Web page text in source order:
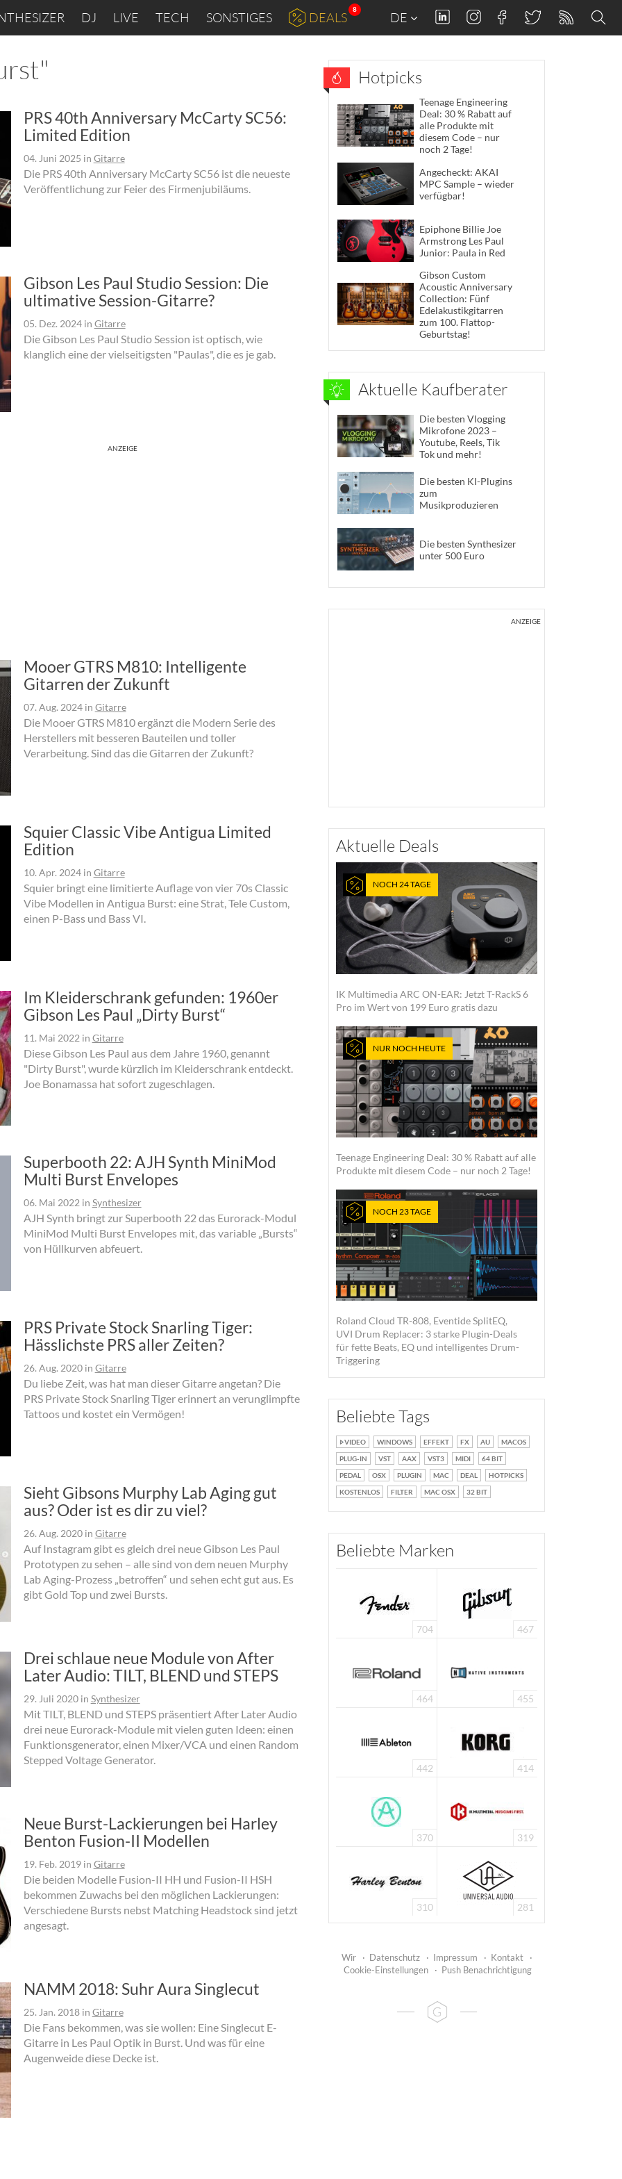
DJ LIVE TECH SONSTIGES DEALS
8
DE
PRS 40th Anniversary McCarty SC56:
Limited Edition
04. Juni 2025 in Gitarre
Die PRS 40th Anniversary McCarty SC56 ist die neueste
Veröffentlichung zur Feier des Firmenjubiläums.
Gibson Les Paul Studio Session: Die
ultimative Session-Gitarre?
05. Dez. 2024in Gitarre
Die Gibson Les Paul Studio Session ist optisch, wie
klanglich eine der vielseitigsten "Paulas", die es je gab.
ANZEIGE
Mooer GTRS M810: Intelligente
Gitarren der Zukunft
07. Aug. 2024in Gitarre
Die Mooer GTRS M810 ergänzt die Modern Serie des
Herstellers mit besseren Bauteilen und toller
Verarbeitung. Sind das die Gitarren der Zukunft?
Squier Classic Vibe Antigua Limited
Edition
10. Apr. 2024in Gitarre
Squier bringt eine limitierte Auflage von vier 70s Classic
Vibe Modellen in Antigua Burst: eine Strat, Tele Custom,
einen P-Bass und Bass VI.
Im Kleiderschrank gefunden: 1960er
Gibson Les Paul „Dirty Burst“
11. Mai 2022 in Gitarre
Diese Gibson Les Paul aus dem Jahre 1960, genannt
"Dirty Burst", wurde kürzlich im Kleiderschrank entdeckt.
Joe Bonamassa hat sofort zugeschlagen.
Superbooth 22: AJH Synth MiniMod
Multi Burst Envelopes
06. Mai 2022in Synthesizer
AJH Synth bringt zur Superbooth 22 das Eurorack-Modul
MiniMod Multi Burst Envelopes mit, das variable „Bursts“
von Hüllkurven abfeuert.
PRS Private Stock Snarling Tiger:
Hässlichste PRS aller Zeiten?
26. Aug. 2020in Gitarre
Du liebe Zeit, was hat man dieser Gitarre angetan? Die
PRS Private Stock Snarling Tiger erinnert an verunglimpfte
Tattoos und kostet ein Vermögen!
Sieht Gibsons Murphy Lab Aging gut
aus? Oder ist es dir zu viel?
26. Aug. 2020in Gitarre
Auf Instagram gibt es gleich drei neue Gibson Les Paul
Prototypen zu sehen – alle sind von dem neuen Murphy
Lab Aging-Prozess „betroffen“ und sehen echt gut aus. Es
gibt Gold Top und zwei Bursts.
Drei schlaue neue Module von After
Later Audio: TILT, BLEND und STEPS
29. Juli 2020in Synthesizer
Mit TILT, BLEND und STEPS präsentiert After Later Audio
drei neue Eurorack-Module mit vielen guten Ideen: einen
Funktionsgenerator, einen Mixer/VCA und einen Random
Stepped Voltage Generator.
Neue Burst-Lackierungen bei Harley
Benton Fusion-II Modellen
19. Feb. 2019in Gitarre
Die beiden Modelle Fusion-II HH und Fusion-II HSH
bekommen Zuwachs bei den möglichen Lackierungen:
Verschiedene Bursts nebst Matching Headstock sind jetzt
angesagt.
NAMM 2018: Suhr Aura Singlecut
25. Jan. 2018in Gitarre
Die Fans bekommen, was sie wollen: Eine Singlecut E-
Gitarre in Les Paul Optik in Burst. Und was für eine
Augenweide diese Decke ist.
Hotpicks
Teenage Engineering
Deal: 30 % Rabatt auf
alle Produkte mit
diesem Code – nur
noch 2 Tage!
Angecheckt: AKAI
MPC Sample – wieder
verfügbar!
Epiphone Billie Joe
Armstrong Les Paul
Junior: Paula in Red
Gibson Custom
Acoustic Anniversary
Collection: Fünf
Edelakustikgitarren
zum 100. Flattop-
Geburtstag!
Aktuelle Kaufberater
Die besten Vlogging
Mikrofone 2023 –
Youtube, Reels, Tik
Tok und mehr!
Die besten KI-Plugins
zum
Musikproduzieren
Die besten Synthesizer
unter 500 Euro
ANZEIGE
Aktuelle Deals
NOCH 24 TAGE
IK Multimedia ARC ON-EAR: Jetzt T-RackS 6
Pro im Wert von 199 Euro gratis dazu
NUR NOCH HEUTE
Teenage Engineering Deal: 30 % Rabatt auf alle
Produkte mit diesem Code – nur noch 2 Tage!
NOCH 23 TAGE
Roland Cloud TR-808, Eventide SplitEQ,
UVI Drum Replacer: 3 starke Plugin-Deals
für fette Beats, EQ und intelligentes Drum-
Triggering
Beliebte Tags
VIDEO WINDOWS EFFEKT FX AU
MACOS
PLUG-IN
VST AAX VST3 MIDI
64 BIT
PEDAL
OSX PLUGIN MAC DEAL
HOTPICKS
KOSTENLOS
FILTER MAC OSX 32 BIT
Beliebte Marken
704 467
464 455
442 414
370 319
310 281
Wir · Datenschutz · Impressum · Kontakt
·
Cookie-Einstellungen
· Push Benachrichtigung